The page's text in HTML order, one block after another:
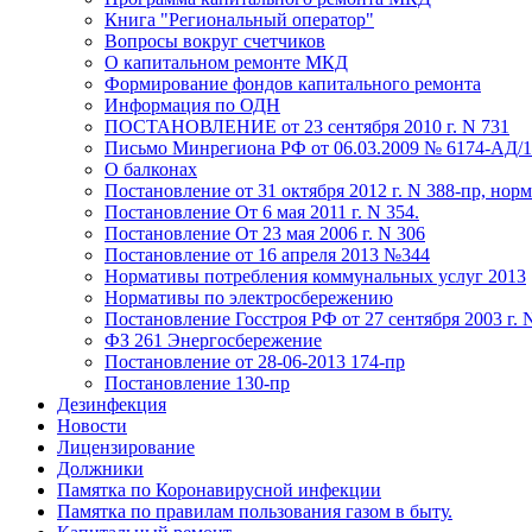
Книга "Региональный оператор"
Вопросы вокруг счетчиков
О капитальном ремонте МКД
Формирование фондов капитального ремонта
Информация по ОДН
ПОСТАНОВЛЕНИЕ от 23 сентября 2010 г. N 731
Письмо Минрегиона РФ от 06.03.2009 № 6174-АД/
О балконах
Постановление от 31 октября 2012 г. N 388-пр,
Постановление От 6 мая 2011 г. N 354.
Постановление От 23 мая 2006 г. N 306
Постановление от 16 апреля 2013 №344
Нормативы потребления коммунальных услуг 2013
Нормативы по электросбережению
Постановление Госстроя РФ от 27 сентября 2003 г.
ФЗ 261 Энергосбережение
Постановление от 28-06-2013 174-пр
Постановление 130-пр
Дезинфекция
Новости
Лицензирование
Должники
Памятка по Коронавирусной инфекции
Памятка по правилам пользования газом в быту.